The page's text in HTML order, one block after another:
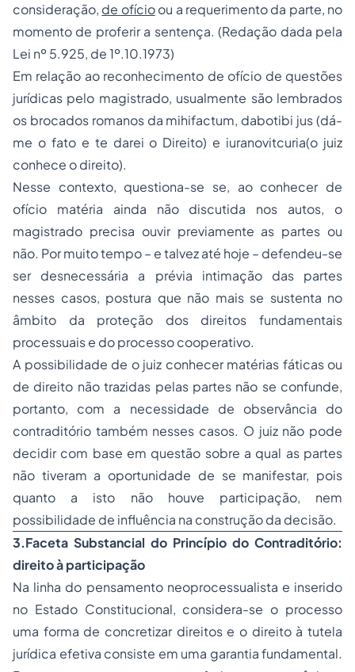
consideração, de ofícioou a requerimento da parte, no
momento de proferir a sentença. (Redação dada pela
Lei nº 5.925, de 1º.10.1973)
Em relação ao reconhecimento de ofício de questões
jurídicas pelo magistrado, usualmente são lembrados
os brocados romanos da mihifactum, dabotibi jus (dá-
me o fato e te darei o Direito) e iuranovitcuria(o juiz
conhece o direito).
Nesse contexto, questiona-se se, ao conhecer de
ofício matéria ainda não discutida nos autos, o
magistrado precisa ouvir previamente as partes ou
não. Por muito tempo – e talvez até hoje – defendeu-se
ser desnecessária a prévia intimação das partes
nesses casos, postura que não mais se sustenta no
âmbito da proteção dos direitos fundamentais
processuais e do processo cooperativo.
A possibilidade de o juiz conhecer matérias fáticas ou
de direito não trazidas pelas partes não se confunde,
portanto, com a necessidade de observância do
contraditório também nesses casos. O juiz não pode
decidir com base em questão sobre a qual as partes
não tiveram a oportunidade de se manifestar, pois
quanto a isto não houve participação, nem
possibilidade de influência na construção da decisão.
3.Faceta Substancial do Princípio do Contraditório:
direito à participação
Na linha do pensamento neoprocessualista e inserido
no Estado Constitucional, considera-se o processo
uma forma de concretizar direitos e o direito à tutela
jurídica efetiva consiste em uma garantia fundamental.